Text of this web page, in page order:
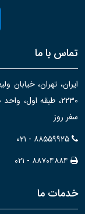
تماس با ما
ایران، تهران،
سفر روز
۰۲۱ - ۸۸۵۵۹۹۲۵
۰۲۱ - ۸۸۷۰۴۸۸۴
خدمات ما